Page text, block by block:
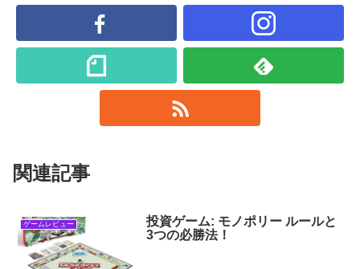
関連記事
ゲームレビュー
投資ゲーム: モノポリー ルールと
3つの必勝法！